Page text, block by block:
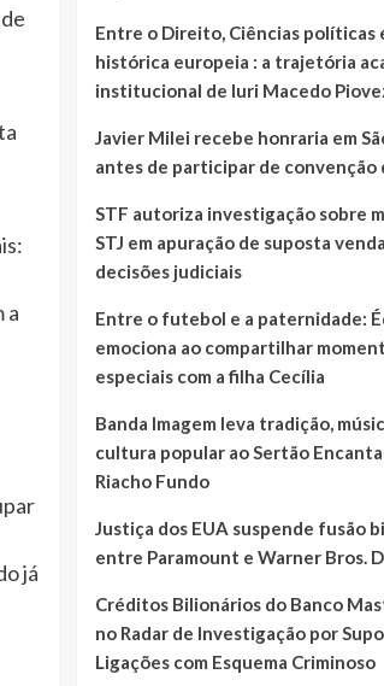
a
já
Entre o Direito, Ciências políticas
histórica europeia : a trajetória
institucional de Iuri Macedo
Javier Milei recebe honraria em
antes de participar de convenção
STF autoriza investigação sobre
STJ em apuração de suposta
decisões judiciais
Entre o futebol e a paternidade:
emociona ao compartilhar
especiais com a filha Cecília
Banda Imagem leva tradição,
cultura popular ao Sertão
Riacho Fundo
Justiça dos EUA suspende fusão
entre Paramount e Warner Bros.
Créditos Bilionários do Banco
no Radar de Investigação por
Ligações com Esquema Criminoso